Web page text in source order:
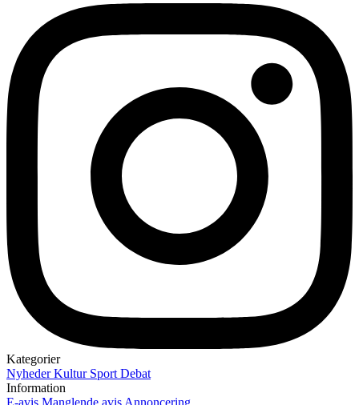
Kategorier
NyhederKultur Sport Debat
Information
E-avis Manglende avis Annoncering